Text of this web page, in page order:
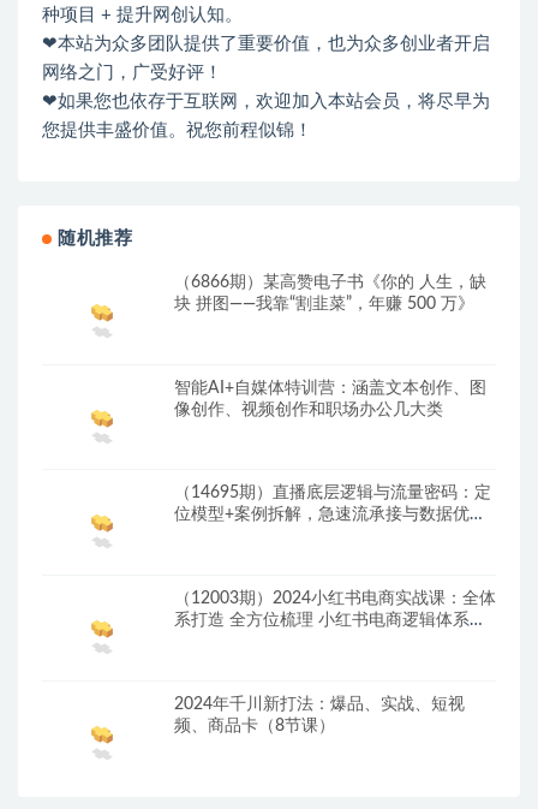
种项目 + 提升网创认知。
❤本站为众多团队提供了重要价值，也为众多创业者开启
网络之门，广受好评！
❤如果您也依存于互联网，欢迎加入本站会员，将尽早为
您提供丰盛价值。祝您前程似锦！
随机推荐
（6866期）某高赞电子书《你的 人生，缺
块 拼图——我靠“割韭菜”，年赚 500 万》
智能AI+自媒体特训营：涵盖文本创作、图
像创作、视频创作和职场办公几大类
（14695期）直播底层逻辑与流量密码：定
位模型+案例拆解，急速流承接与数据优化
（12003期）2024小红书电商实战课：全体
系打造 全方位梳理 小红书电商逻辑体系
2024年千川新打法：爆品、实战、短视
频、商品卡（8节课）